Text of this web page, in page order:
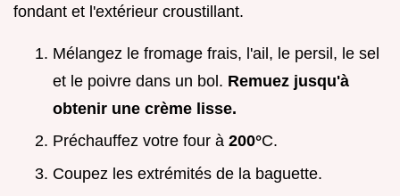
fondant et l'extérieur croustillant.
Mélangez le fromage frais, l'ail, le persil, le sel
et le poivre dans un bol. Remuez jusqu'à
obtenir une crème lisse.
Préchauffez votre four à 200°C.
Coupez les extrémités de la baguette.